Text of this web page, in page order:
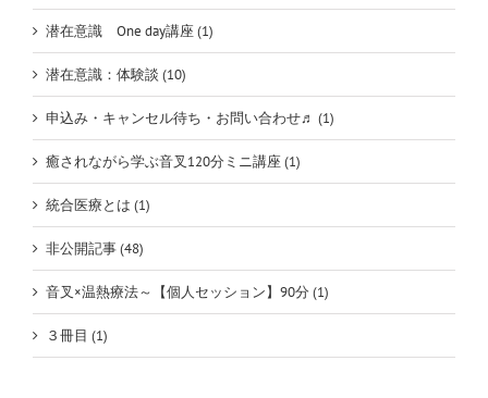
潜在意識 One day講座 (1)
潜在意識：体験談 (10)
申込み・キャンセル待ち・お問い合わせ♬ (1)
癒されながら学ぶ音叉120分ミニ講座 (1)
統合医療とは (1)
非公開記事 (48)
音叉×温熱療法～【個人セッション】90分 (1)
３冊目 (1)